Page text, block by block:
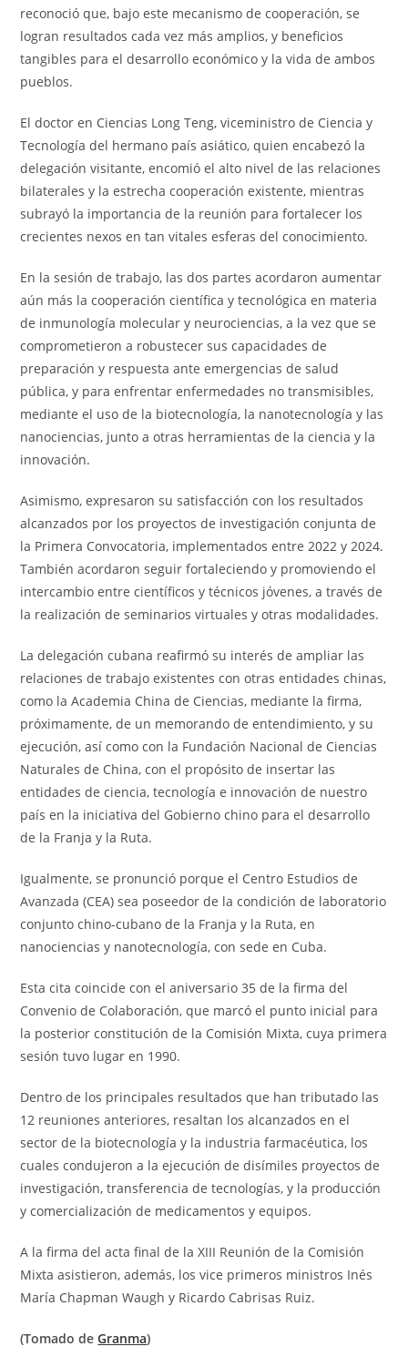
reconoció que, bajo este mecanismo de cooperación, se
logran resultados cada vez más amplios, y beneficios
tangibles para el desarrollo económico y la vida de ambos
pueblos.
El doctor en Ciencias Long Teng, viceministro de Ciencia y
Tecnología del hermano país asiático, quien encabezó la
delegación visitante, encomió el alto nivel de las relaciones
bilaterales y la estrecha cooperación existente, mientras
subrayó la importancia de la reunión para fortalecer los
crecientes nexos en tan vitales esferas del conocimiento.
En la sesión de trabajo, las dos partes acordaron aumentar
aún más la cooperación científica y tecnológica en materia
de inmunología molecular y neurociencias, a la vez que se
comprometieron a robustecer sus capacidades de
preparación y respuesta ante emergencias de salud
pública, y para enfrentar enfermedades no transmisibles,
mediante el uso de la biotecnología, la nanotecnología y las
nanociencias, junto a otras herramientas de la ciencia y la
innovación.
Asimismo, expresaron su satisfacción con los resultados
alcanzados por los proyectos de investigación conjunta de
la Primera Convocatoria, implementados entre 2022 y 2024.
También acordaron seguir fortaleciendo y promoviendo el
intercambio entre científicos y técnicos jóvenes, a través de
la realización de seminarios virtuales y otras modalidades.
La delegación cubana reafirmó su interés de ampliar las
relaciones de trabajo existentes con otras entidades chinas,
como la Academia China de Ciencias, mediante la firma,
próximamente, de un memorando de entendimiento, y su
ejecución, así como con la Fundación Nacional de Ciencias
Naturales de China, con el propósito de insertar las
entidades de ciencia, tecnología e innovación de nuestro
país en la iniciativa del Gobierno chino para el desarrollo
de la Franja y la Ruta.
Igualmente, se pronunció porque el Centro Estudios de
Avanzada (CEA) sea poseedor de la condición de laboratorio
conjunto chino-cubano de la Franja y la Ruta, en
nanociencias y nanotecnología, con sede en Cuba.
Esta cita coincide con el aniversario 35 de la firma del
Convenio de Colaboración, que marcó el punto inicial para
la posterior constitución de la Comisión Mixta, cuya primera
sesión tuvo lugar en 1990.
Dentro de los principales resultados que han tributado las
12 reuniones anteriores, resaltan los alcanzados en el
sector de la biotecnología y la industria farmacéutica, los
cuales condujeron a la ejecución de disímiles proyectos de
investigación, transferencia de tecnologías, y la producción
y comercialización de medicamentos y equipos.
A la firma del acta final de la XIII Reunión de la Comisión
Mixta asistieron, además, los vice primeros ministros Inés
María Chapman Waugh y Ricardo Cabrisas Ruiz.
(Tomado deGranma)